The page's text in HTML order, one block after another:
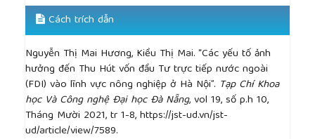
of Companies”, Economics Discussion Papers, 2013,
pp.44.
[14]Chin - Shang Lu and Yang Ching - Chiao, “An
evaluation of the investment environment in
international logistics zones, A Taiwanese
manufacturer's perspective”, Int. J. Production
Economics, Vol. 107(Issue 1), 2007, pp. 279 - 300.
[15]Hasnah A., Sanep A., Rusnah M., “Determinants
Of Foreign Direct Investment locations in Malaysia”,
Cách trích dẫn
Nguyễn Thị Mai Hương, Kiều Thị Mai. “Các yếu tố ảnh
hưởng đến Thu Hút vốn đầu Tư trực tiếp nước ngoài
(FDI) vào lĩnh vực nông nghiệp ở Hà Nội”. Tạp Chí Khoa
học Và Công nghệ Đại học Đà Nẵng, vol 19, số p.h 10,
Tháng Mười 2021, tr 1-8, https://jst-ud.vn/jst-
ud/article/view/7589.